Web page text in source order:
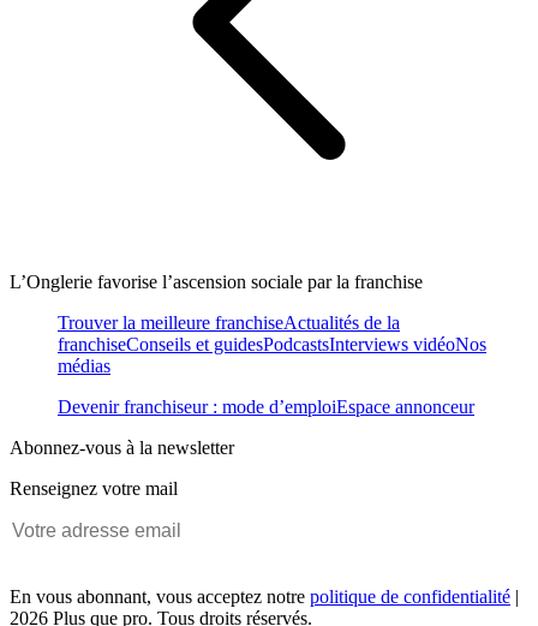
L’Onglerie favorise l’ascension sociale par la franchise
Trouver la meilleure franchiseActualités de la
franchiseConseils et guidesPodcastsInterviews vidéoNos
médias
Devenir franchiseur : mode d’emploiEspace annonceur
Abonnez-vous à la newsletter
Renseignez votre mail
En vous abonnant, vous acceptez notre politique de confidentialité |
2026 Plus que pro. Tous droits réservés.